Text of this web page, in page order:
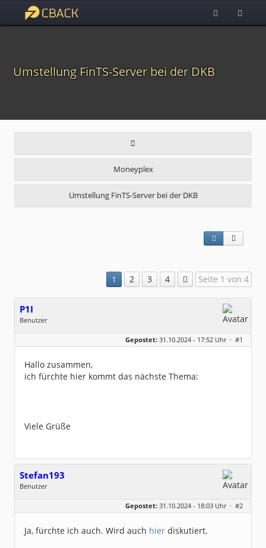
Umstellung FinTS-Server bei der DKB
Moneyplex
Umstellung FinTS-Server bei der DKB
1 2 3 4 Seite 1 von 4
P1I
Benutzer
Geschlecht:
keine Angabe
Dabei seit:
02 / 2008
Gepostet: 31.10.2024 - 17:52 Uhr · #1
Hallo zusammen,
ich fürchte hier kommt das nächste Thema:
Viele Grüße
Stefan193
Benutzer
Dabei seit:
09 / 2017
Gepostet: 31.10.2024 - 18:03 Uhr · #2
Ja, fürchte ich auch. Wird auch hier diskutiert.